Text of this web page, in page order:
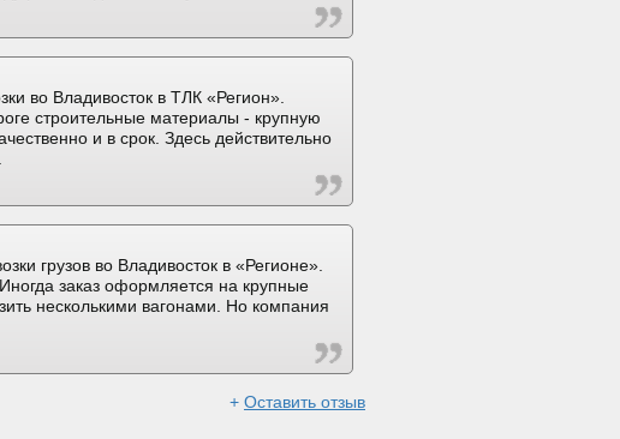
во Владивосток в ТЛК «Регион».
строительные материалы - крупную
и в срок. Здесь действительно
грузов во Владивосток в «Регионе».
заказ оформляется на крупные
несколькими вагонами. Но компания
+ Оставить отзыв